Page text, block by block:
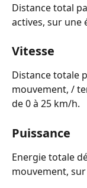
Distance total
actives, sur une
Vitesse
Distance totale
mouvement, /
de 0 à 25 km/h.
Puissance
Energie totale
mouvement, sur